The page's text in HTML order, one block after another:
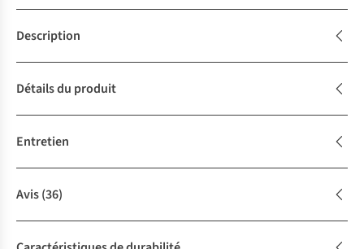
Description
Détails du produit
Entretien
Avis(36)